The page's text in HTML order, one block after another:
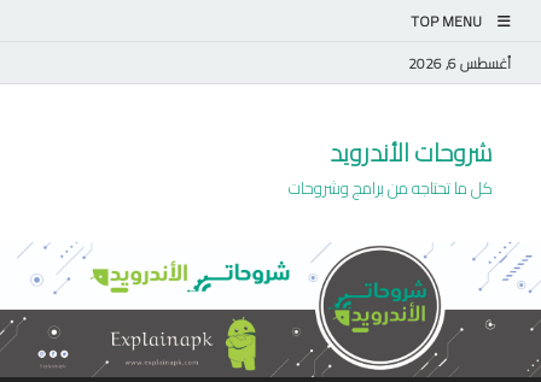
TOP MENU
أغسطس 6, 2026
شروحات الأندرويد
كل ما تحتاجه من برامج وشروحات